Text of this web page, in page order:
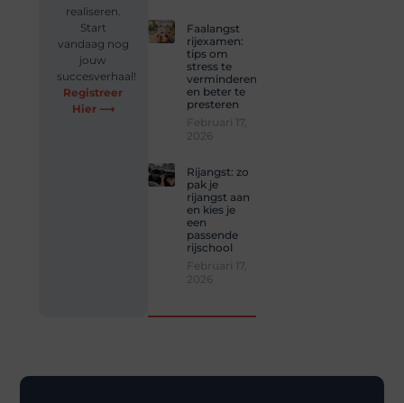
Faalangst
rijexamen:
tips om
stress te
verminderen
en beter te
presteren
Rijangst: zo
pak je
rijangst aan
en kies je
een
passende
rijschool
realiseren.
Start
vandaag nog
jouw
succesverhaal!
Registreer
Hier ⟶